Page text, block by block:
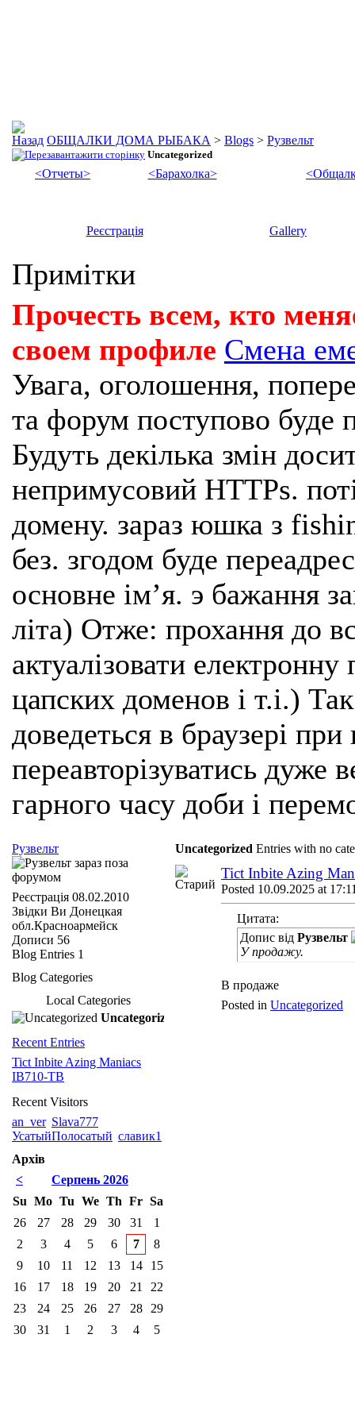
ОБЩАЛКИ ДОМА РЫБАКА > Blogs > Рузвельт
Uncategorized
<Отчеты> <Барахолка>
Реєстрація Gallery
Примітки
Прочесть всем, кто
своем профиле Смена
Увага, оголошення,
та форум поступово буде
Будуть декілька змін
непримусовий HTTPs.
домену. зараз юшка з
без. згодом буде
основне імʼя. э бажання
літа) Отже: прохання до
актуалізовати
цапских доменов і т.і.)
доведеться в браузері
переавторізуватись
гарного часу доби і
Uncategorized Entries with no
Tict Inbite Azing
Posted 10.09.2025 at
Цитата:
Допис від Рузвельт
У продажу.
В продаже
Posted in Uncategorized
Рузвельт
Реєстрація 08.02.2010
Звідки Ви Донецкая
обл.Красноармейск
Дописи 56
Blog Entries 1
Blog Categories
Local Categories
Uncategorized
Recent Entries
Tict Inbite Azing Maniacs
IB710-TB
Recent Visitors
an_ver Slava777
УсатыйПолосатый славик1
Архів
<
Серпень 2026
Su Mo Tu We Th Fr Sa
26
27 28 29 30 31
1
2
3 4 5 6 7
8
9
10 11 12 13 14
15
16
17 18 19 20 21
22
23
24 25 26 27 28
29
30
31 1 2 3 4 5